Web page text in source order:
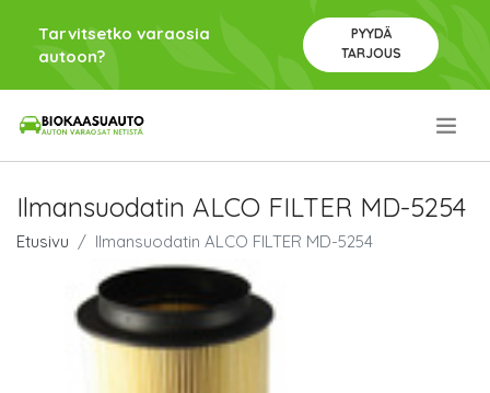
Tarvitsetko varaosia
autoon?
PYYDÄ
TARJOUS
Ilmansuodatin ALCO FILTER MD-5254
Etusivu Ilmansuodatin ALCO FILTER MD-5254